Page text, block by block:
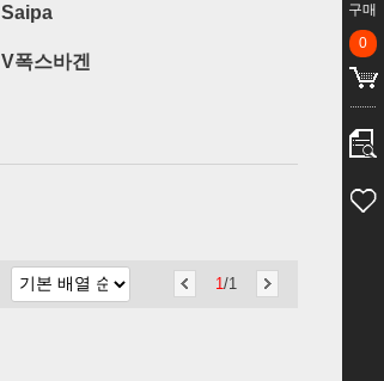
Saipa
V폭스바겐
1/1
구매
0